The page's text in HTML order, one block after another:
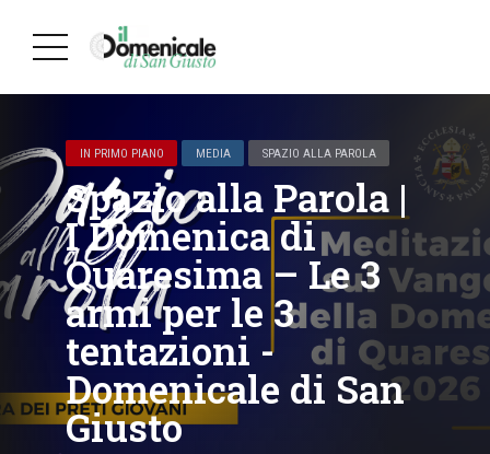
IN PRIMO PIANO MEDIA SPAZIO ALLA PAROLA
Spazio alla Parola |
I Domenica di
Quaresima – Le 3
armi per le 3
tentazioni -
Domenicale di San
Giusto